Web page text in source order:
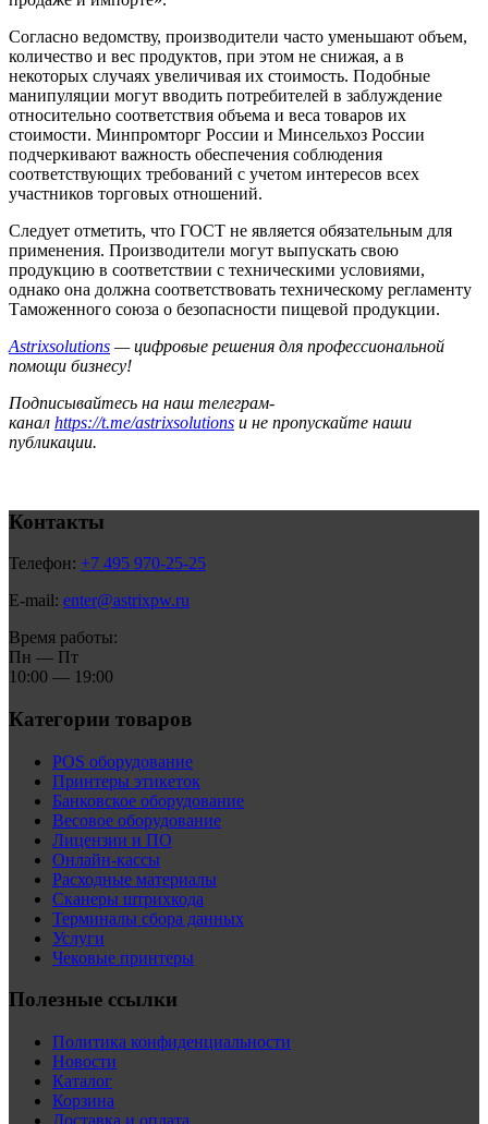
Согласно ведомству, производители часто уменьшают объем,
количество и вес продуктов, при этом не снижая, а в
некоторых случаях увеличивая их стоимость. Подобные
манипуляции могут вводить потребителей в заблуждение
относительно соответствия объема и веса товаров их
стоимости. Минпромторг России и Минсельхоз России
подчеркивают важность обеспечения соблюдения
соответствующих требований с учетом интересов всех
участников торговых отношений.
Следует отметить, что ГОСТ не является обязательным для
применения. Производители могут выпускать свою
продукцию в соответствии с техническими условиями,
однако она должна соответствовать техническому регламенту
Таможенного союза о безопасности пищевой продукции.
Astrixsolutions — цифровые решения для профессиональной
помощи бизнесу!
Подписывайтесь на наш телеграм-
канал https://t.me/astrixsolutions и не пропускайте наши
публикации.
Контакты
Телефон: +7 495 970-25-25
E-mail: enter@astrixpw.ru
Время работы:
Пн — Пт
10:00 — 19:00
Категории товаров
POS оборудование
Принтеры этикеток
Банковское оборудование
Весовое оборудование
Лицензии и ПО
Онлайн-кассы
Расходные материалы
Сканеры штрихкода
Терминалы сбора данных
Услуги
Чековые принтеры
Полезные ссылки
Политика конфиденциальности
Новости
Каталог
Корзина